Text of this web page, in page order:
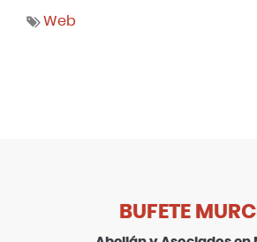
Web
BUFETE